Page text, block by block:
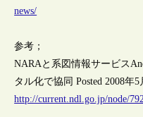
news/
参考；
NARAと系図情報サービス
タル化で協同 Posted 2008年5
http://current.ndl.go.jp/node/